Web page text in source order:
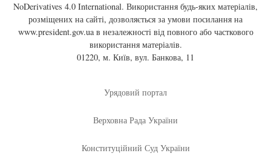
NoDerivatives 4.0 International. Використання будь-яких матеріалів,
розміщених на сайті, дозволяється за умови посилання на
www.president.gov.uaв незалежності від повного або часткового
використання матеріалів.
01220, м. Київ, вул. Банкова, 11
Урядовий портал
Верховна Рада України
Конституційний Суд України